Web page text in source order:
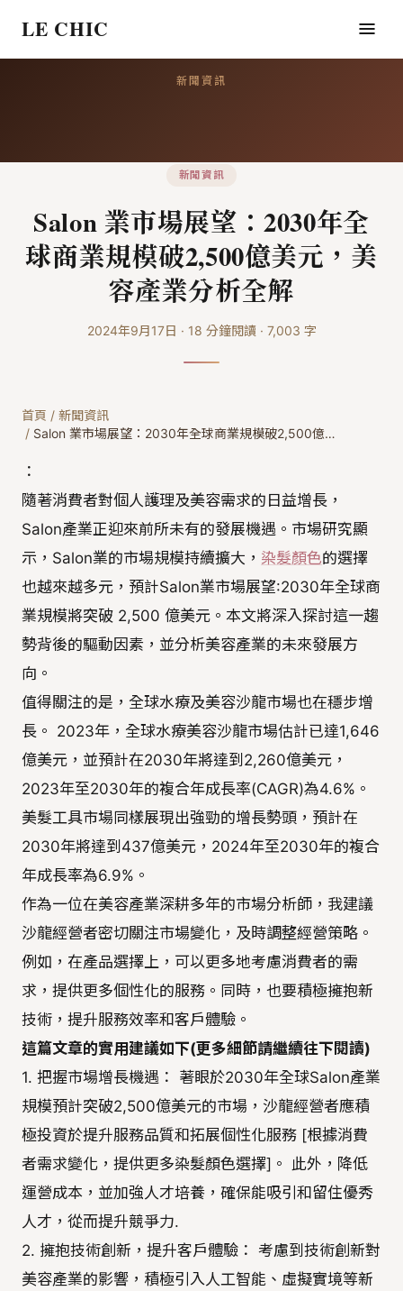
LE CHIC
新聞資訊
新聞資訊
Salon 業市場展望：2030年全
球商業規模破2,500億美元，美
容產業分析全解
2024年9月17日 · 18 分鐘閱讀· 7,003 字
首頁 / 新聞資訊
/ Salon 業市場展望：2030年全球商業規模破2,500億…
：
隨著消費者對個人護理及美容需求的日益增長，
Salon產業正迎來前所未有的發展機遇。市場研究顯
示，Salon業的市場規模持續擴大， 染髮顏色的選擇
也越來越多元，預計Salon業市場展望:2030年全球商
業規模將突破 2,500 億美元。本文將深入探討這一趨
勢背後的驅動因素，並分析美容產業的未來發展方
向。
值得關注的是，全球水療及美容沙龍市場也在穩步增
長。 2023年，全球水療美容沙龍市場估計已達1,646
億美元，並預計在2030年將達到2,260億美元，
2023年至2030年的複合年成長率(CAGR)為4.6%。
美髮工具市場同樣展現出強勁的增長勢頭，預計在
2030年將達到437億美元，2024年至2030年的複合
年成長率為6.9%。
作為一位在美容產業深耕多年的市場分析師，我建議
沙龍經營者密切關注市場變化，及時調整經營策略。
例如，在產品選擇上，可以更多地考慮消費者的需
求，提供更多個性化的服務。同時，也要積極擁抱新
技術，提升服務效率和客戶體驗。
這篇文章的實用建議如下(更多細節請繼續往下閱讀)
1. 把握市場增長機遇： 著眼於2030年全球Salon產業
規模預計突破2,500億美元的市場，沙龍經營者應積
極投資於提升服務品質和拓展個性化服務 [根據消費
者需求變化，提供更多染髮顏色選擇]。 此外，降低
運營成本，並加強人才培養，確保能吸引和留住優秀
人才，從而提升競爭力.
2. 擁抱技術創新，提升客戶體驗： 考慮到技術創新對
美容產業的影響，積極引入人工智能、虛擬實境等新